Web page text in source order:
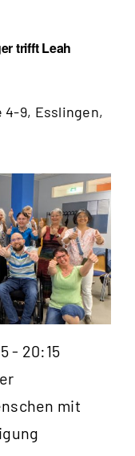
trifft Leah
4-9, Esslingen,
- 20:15
mit